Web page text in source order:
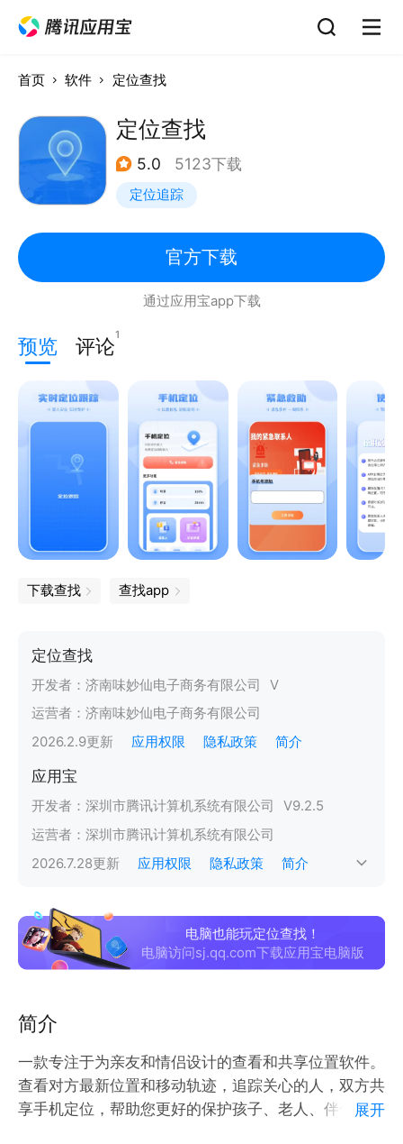
首页 软件 定位查找
定位查找
5.0 5123下载
定位追踪
官方下载
通过应用宝app下载
预览 评论1
下载查找 查找app
定位查找
开发者： 济南味妙仙电子商务有限公司
V
运营者： 济南味妙仙电子商务有限公司
2026.2.9更新 应用权限 隐私政策 简介
应用宝
开发者： 深圳市腾讯计算机系统有限公司 V9.2.5
运营者： 深圳市腾讯计算机系统有限公司
2026.7.28更新 应用权限 隐私政策 简介
电脑也能玩定位查找！
电脑访问sj.qq.com下载应用宝电脑版
简介
一款专注于为亲友和情侣设计的查看和共享位置软件。
查看对方最新位置和移动轨迹，追踪关心的人，双方共
享手机定位，帮助您更好的保护孩子、老人、伴侣、朋
展开